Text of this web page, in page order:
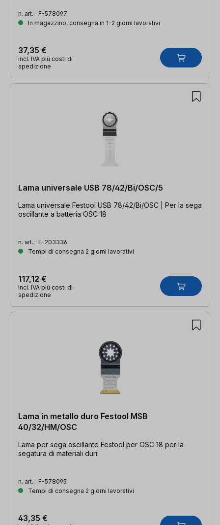
n. art.: F-578097
In magazzino, consegna in 1-2 giorni lavorativi
37,35 €
incl. IVA più costi di
spedizione
Lama universale USB 78/42/Bi/OSC/5
Lama universale Festool USB 78/42/Bi/OSC | Per la sega
oscillante a batteria OSC 18
n. art.: F-203336
Tempi di consegna 2 giorni lavorativi
117,12 €
incl. IVA più costi di
spedizione
Lama in metallo duro Festool MSB
40/32/HM/OSC
Lama per sega oscillante Festool per OSC 18 per la
segatura di materiali duri.
n. art.: F-578095
Tempi di consegna 2 giorni lavorativi
43,35 €